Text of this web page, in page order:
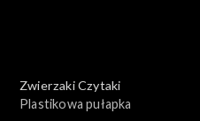
Zwierzaki Czytaki
Plastikowa pułapka